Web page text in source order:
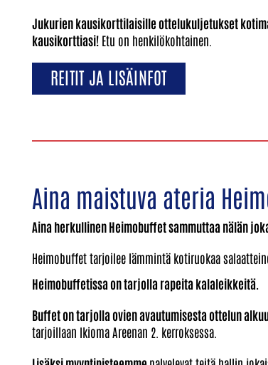
Jukurien kausikorttilaisille ottelukuljetukset
kausikorttiasi! Etu on henkilökohtainen.
REITIT JA LISÄINFOT
Aina maistuva ateria
Aina herkullinen Heimobuffet sammuttaa nälän
Heimobuffet tarjoilee lämmintä kotiruokaa
Heimobuffetissa on tarjolla rapeita kalaleikkeitä.
Buffet on tarjolla ovien avautumisesta ottelun
tarjoillaan Ikioma Areenan 2. kerroksessa.